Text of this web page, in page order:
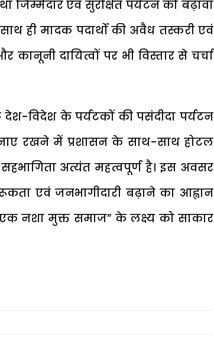
जिम्मेदार एवं सुरक्षित पर्यटन को बढ़ावा
ही मादक पदार्थों की अवैध तस्करी एवं
दायित्वों पर भी विस्तार से चर्चा
विदेश के पर्यटकों की पसंदीदा पर्यटन
रखने में प्रशासन के साथ-साथ होटल
अत्यंत महत्वपूर्ण है। इस अवसर
एवं जनभागीदारी बढ़ाने का आह्वान
नशा मुक्त समाज” के लक्ष्य को साकार